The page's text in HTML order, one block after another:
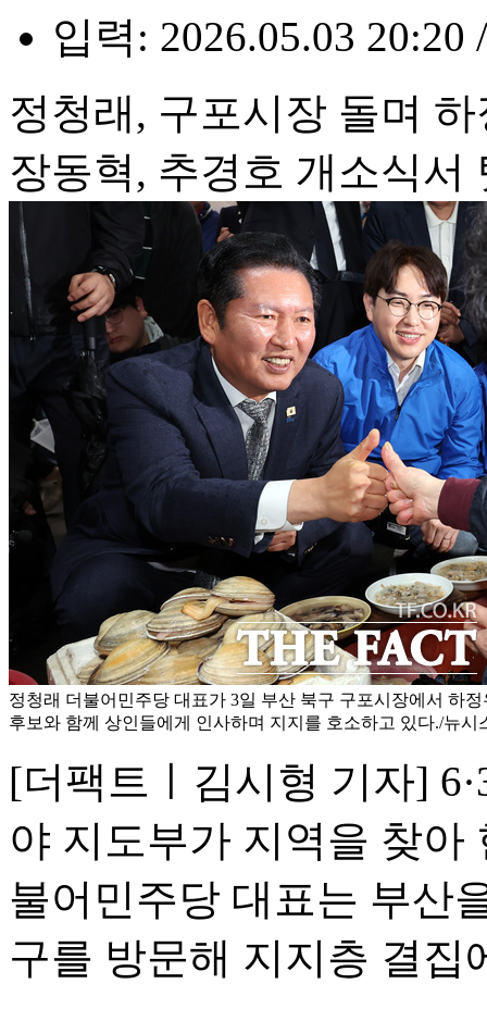
입력: 2026.05.03 20:20
정청래, 구포시장 돌며
장동혁, 추경호 개소식서
정청래 더불어민주당 대표가 3일 부산 북구 구포시장에서 하
후보와 함께 상인들에게 인사하며 지지를 호소하고 있다./뉴시
[더팩트ㅣ김시형 기자]
야 지도부가 지역을 찾아
불어민주당 대표는 부산
구를 방문해 지지층 결집